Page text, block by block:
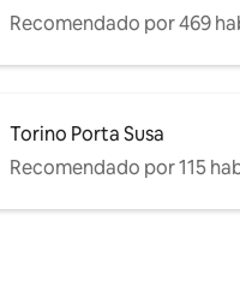
Recomendado por 469
Torino Porta Susa
Recomendado por 115